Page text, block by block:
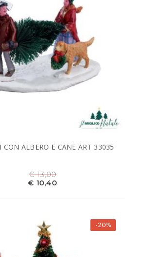
ALBERO E CANE ART 33035
€ 13,00
€ 10,40
-20%